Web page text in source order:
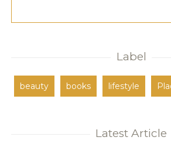
Label
beauty books lifestyle
Latest Article